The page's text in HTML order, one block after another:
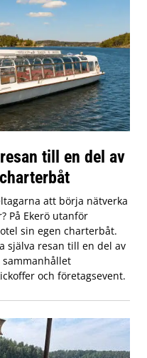
till en del av
att börja nätverka
På Ekerö utanför
sin egen charterbåt.
själva resan till en del av
sammanhållet
och företagsevent.